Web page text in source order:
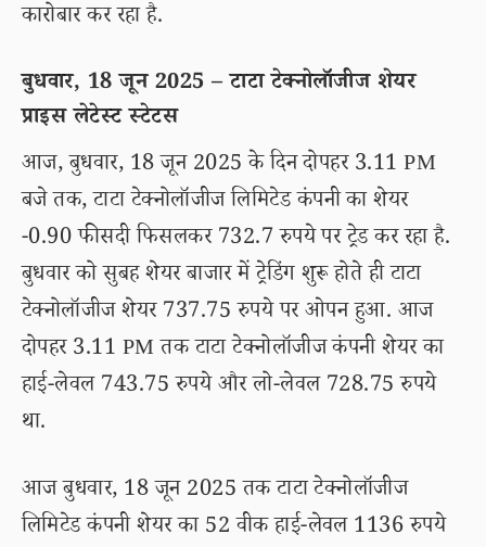
कारोबार कर रहा है.
बुधवार, 18 जून 2025 – टाटा टेक्नोलॉजीज शेयर
प्राइस लेटेस्ट स्टेटस
आज, बुधवार, 18 जून 2025 के दिन दोपहर 3.11 PM
बजे तक, टाटा टेक्नोलॉजीज लिमिटेड कंपनी का शेयर
-0.90 फीसदी फिसलकर 732.7 रुपये पर ट्रेड कर रहा है.
बुधवार को सुबह शेयर बाजार में ट्रेडिंग शुरू होते ही टाटा
टेक्नोलॉजीज शेयर 737.75 रुपये पर ओपन हुआ. आज
दोपहर 3.11 PM तक टाटा टेक्नोलॉजीज कंपनी शेयर का
हाई-लेवल 743.75 रुपये और लो-लेवल 728.75 रुपये
था.
आज बुधवार, 18 जून 2025 तक टाटा टेक्नोलॉजीज
लिमिटेड कंपनी शेयर का 52 वीक हाई-लेवल 1136 रुपये